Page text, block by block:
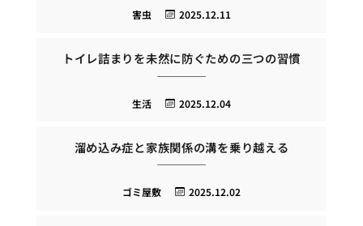
2025.12.11
害虫
トイレ詰まりを未然に防ぐための三つの習慣
2025.12.04
生活
溜め込み症と家族関係の溝を乗り越える
2025.12.02
ゴミ屋敷